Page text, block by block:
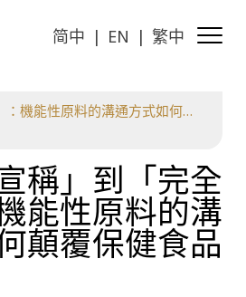
简中 EN 繁中
料的溝通方式如何顛覆保健食品產業
稱」到「完全
能性原料的溝
顛覆保健食品